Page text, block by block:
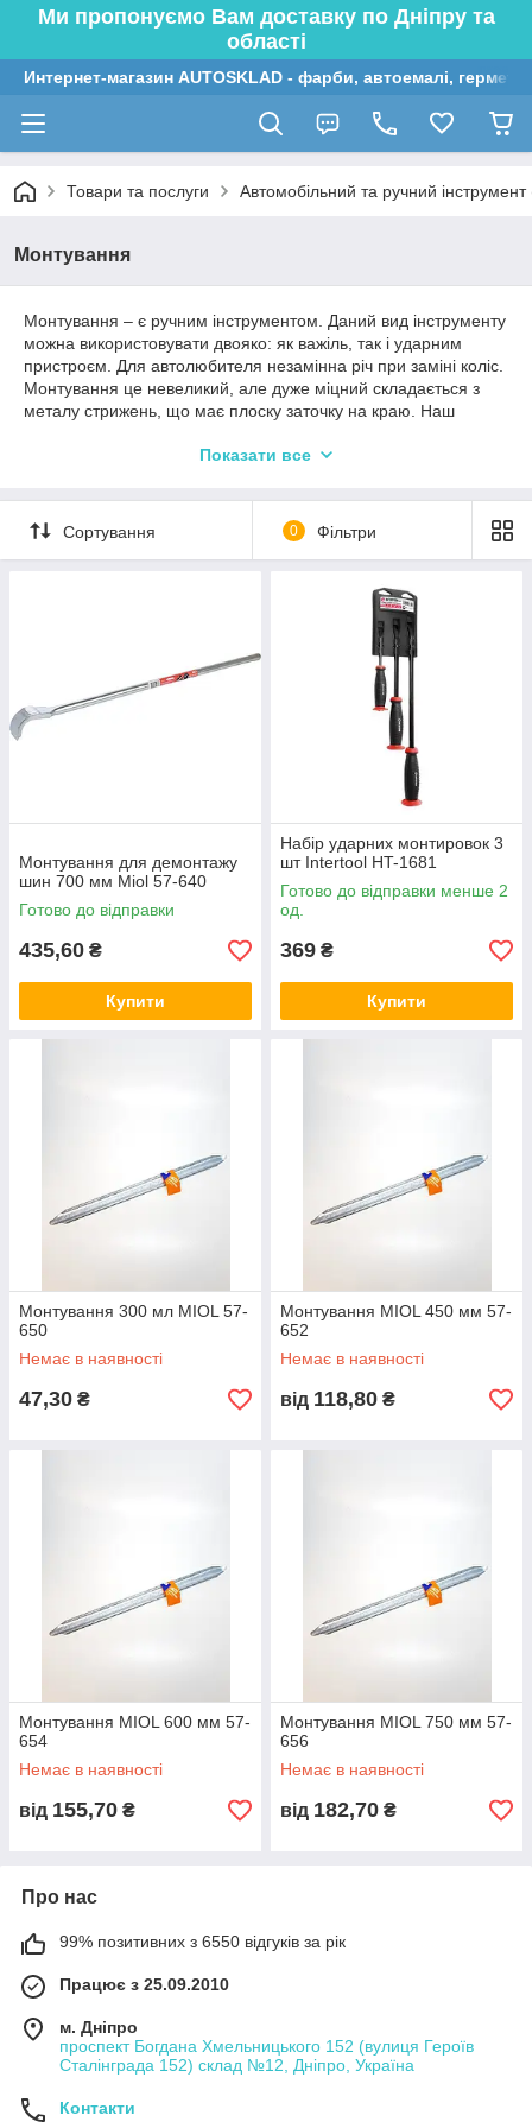
Ми пропонуємо Вам доставку по Дніпру та
області
Интернет-магазин AUTOSKLAD - фарби, автоемалі,
Товари та послуги Автомобільний та ручний
Монтування
Монтування – є ручним інструментом. Даний вид інструменту
можна використовувати двояко: як важіль, так і ударним
пристроєм. Для автолюбителя незамінна річ при заміні коліс.
Монтування це невеликий, але дуже міцний складається з
металу стрижень, що має плоску заточку на краю. Наш
ремонту і догляду за автомобілем.
Показати все
Сортування 0 Фільтри
Монтування для демонтажу
шин 700 мм Miol 57-640
Готово до відправки
435,60 ₴
Купити
Набір ударних монтировок 3
шт Intertool HT-1681
Готово до відправки менше 2
од.
369 ₴
Купити
Монтування 300 мл MIOL 57-
650
Немає в наявності
47,30 ₴
Монтування MIOL 450 мм 57-
652
Немає в наявності
від 118,80 ₴
Монтування MIOL 600 мм 57-
654
Немає в наявності
від 155,70 ₴
Монтування MIOL 750 мм 57-
656
Немає в наявності
від 182,70 ₴
Про нас
99% позитивних з 6550 відгуків за рік
Працює з 25.09.2010
м. Дніпро
проспект Богдана Хмельницького 152 (вулиця Героїв
Сталінграда 152) склад №12, Дніпро, Україна
Контакти